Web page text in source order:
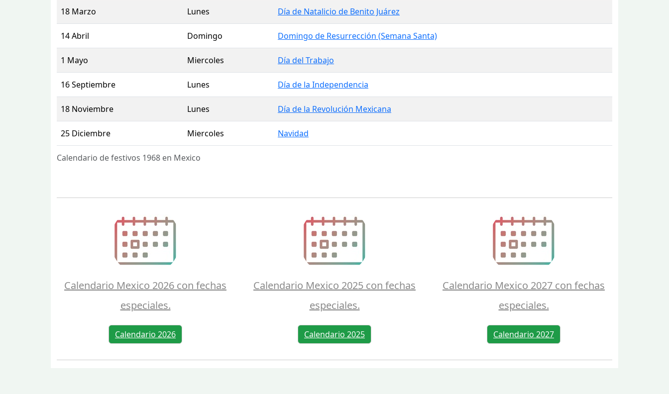
Calendario de festivos 1968 en Mexico
18 Marzo Lunes Día de Natalicio de Benito Juárez
14 Abril Domingo Domingo de Resurrección (Semana Santa)
1 Mayo Miercoles Día del Trabajo
16 Septiembre Lunes Día de la Independencia
18 Noviembre Lunes Día de la Revolución Mexicana
25 Diciembre Miercoles Navidad
Calendario Mexico 2026 con fechas
especiales.
Calendario 2026
Calendario Mexico 2025 con fechas
especiales.
Calendario 2025
Calendario Mexico 2027 con fechas
especiales.
Calendario 2027